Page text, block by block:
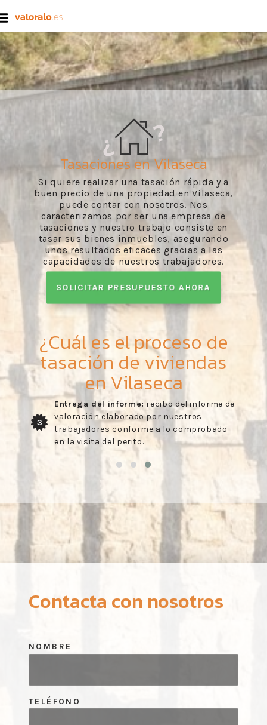
Tasaciones en Vilaseca
Si quiere realizar una tasación rápida y a
buen precio de una propiedad en Vilaseca,
puede contar con nosotros. Nos
caracterizamos por ser una empresa de
tasaciones y nuestro trabajo consiste en
tasar sus bienes inmuebles, asegurando
unos resultados eficaces gracias a las
capacidades de nuestros trabajadores.
SOLICITAR PRESUPUESTO AHORA
¿Cuál es el proceso de
tasación de viviendas
en Vilaseca
3
Entrega del informe: recibo del informe de
valoración elaborado por nuestros
trabajadores conforme a lo comprobado
en la visita del perito.
Contacta con nosotros
NOMBRE
TELÉFONO